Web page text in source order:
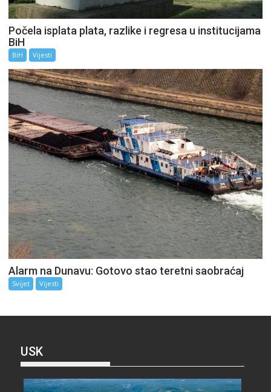
Počela isplata plata, razlike i regresa u institucijama
BiH
BiH Vijesti
Alarm na Dunavu: Gotovo stao teretni saobraćaj
Svijet Vijesti
USK